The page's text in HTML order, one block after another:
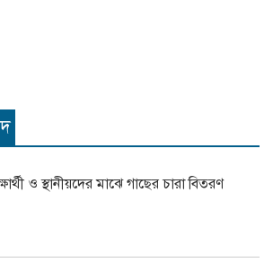
ও স্থানীয়দের মাঝে গাছের চারা বিতরণ